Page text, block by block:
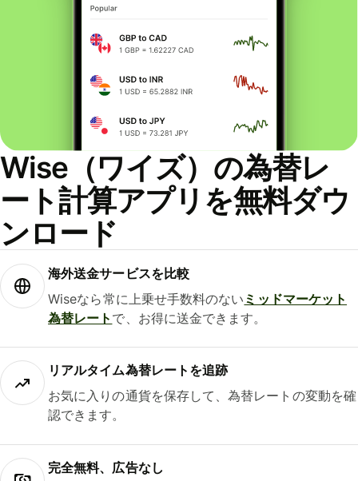
Wise（ワイズ）の為替レ
ート計算アプリを無料ダウ
ンロード
海外送金サービスを比較
Wiseなら常に上乗せ手数料のない ミッドマーケット
為替レート で、お得に送金できます。
リアルタイム為替レートを追跡
お気に入りの通貨を保存して、為替レートの変動を確
認できます。
完全無料、広告なし